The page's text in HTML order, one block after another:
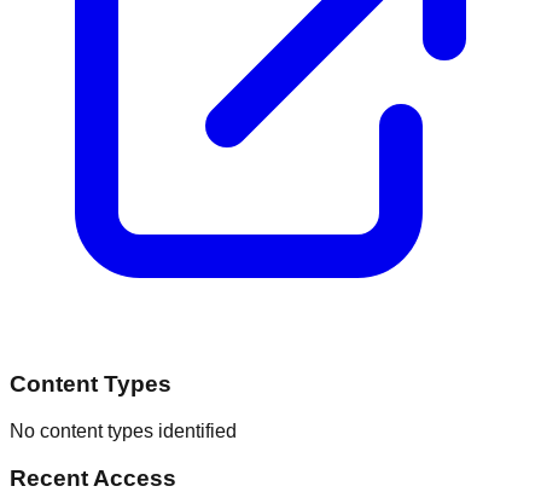
Content Types
No content types identified
Recent Access